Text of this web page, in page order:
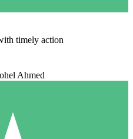
timely action
Ahmed